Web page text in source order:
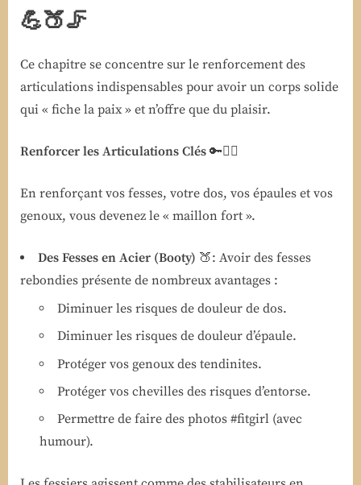
💪🍑🦵
Ce chapitre se concentre sur le renforcement des
articulations indispensables pour avoir un corps solide
qui « fiche la paix » et n’offre que du plaisir.
Renforcer les Articulations Clés 🔑🏋️‍♀️
En renforçant vos fesses, votre dos, vos épaules et vos
genoux, vous devenez le « maillon fort ».
Des Fesses en Acier (Booty) 🍑: Avoir des fesses
rebondies présente de nombreux avantages :
Diminuer les risques de douleur de dos.
Diminuer les risques de douleur d’épaule.
Protéger vos genoux des tendinites.
Protéger vos chevilles des risques d’entorse.
Permettre de faire des photos #fitgirl (avec
humour).